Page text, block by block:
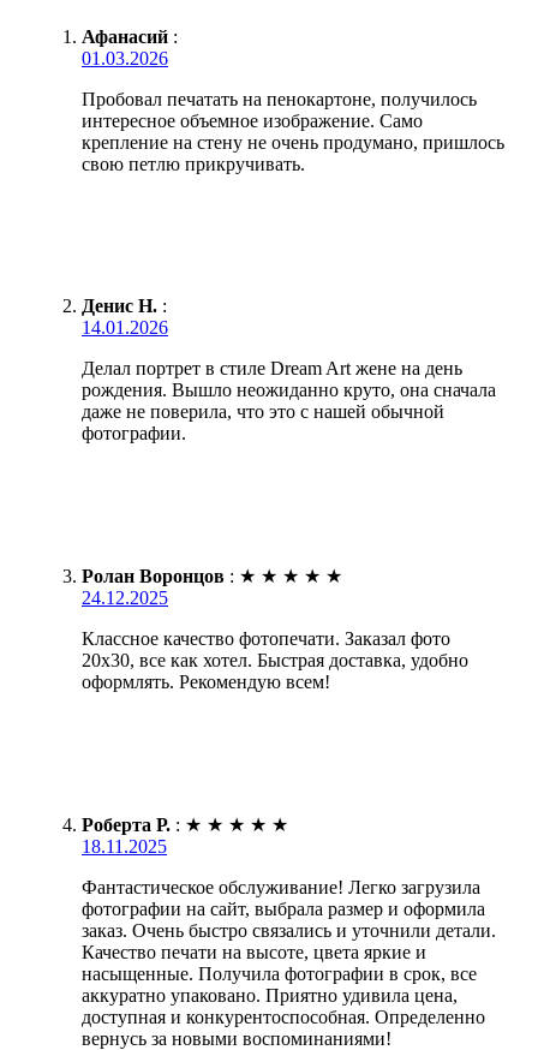
Афанасий :
01.03.2026
Пробовал печатать на пенокартоне, получилось
интересное объемное изображение. Само
крепление на стену не очень продумано, пришлось
свою петлю прикручивать.
Денис Н. :
14.01.2026
Делал портрет в стиле Dream Art жене на день
рождения. Вышло неожиданно круто, она сначала
даже не поверила, что это с нашей обычной
фотографии.
Ролан Воронцов : ★ ★ ★ ★ ★
24.12.2025
Классное качество фотопечати. Заказал фото
20х30, все как хотел. Быстрая доставка, удобно
оформлять. Рекомендую всем!
Роберта Р. : ★ ★ ★ ★ ★
18.11.2025
Фантастическое обслуживание! Легко загрузила
фотографии на сайт, выбрала размер и оформила
заказ. Очень быстро связались и уточнили детали.
Качество печати на высоте, цвета яркие и
насыщенные. Получила фотографии в срок, все
аккуратно упаковано. Приятно удивила цена,
доступная и конкурентоспособная. Определенно
вернусь за новыми воспоминаниями!